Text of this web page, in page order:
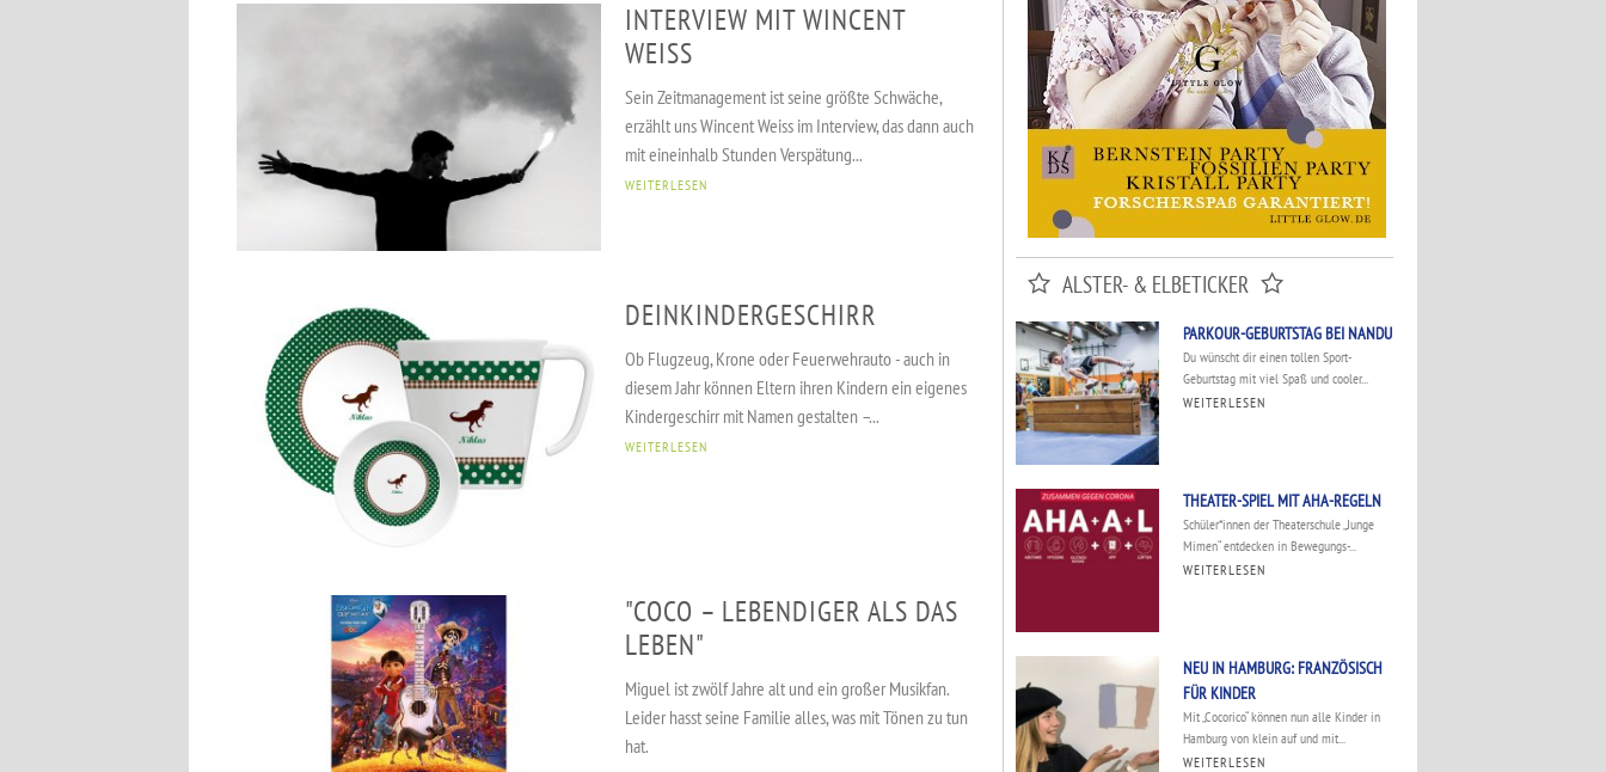
INTERVIEW MIT WINCENT
WEISS
Sein Zeitmanagement ist seine größte Schwäche,
erzählt uns Wincent Weiss im Interview, das dann auch
mit eineinhalb Stunden Verspätung...
WEITERLESEN
DEINKINDERGESCHIRR
Ob Flugzeug, Krone oder Feuerwehrauto - auch in
diesem Jahr können Eltern ihren Kindern ein eigenes
Kindergeschirr mit Namen gestalten –...
WEITERLESEN
"COCO – LEBENDIGER ALS DAS
LEBEN"
Miguel ist zwölf Jahre alt und ein großer Musikfan.
Leider hasst seine Familie alles, was mit Tönen zu tun
hat.
ALSTER- & ELBETICKER
PARKOUR-GEBURTSTAG BEI NANDU
Du wünscht dir einen tollen Sport-
Geburtstag mit viel Spaß und cooler...
WEITERLESEN
THEATER-SPIEL MIT AHA-REGELN
Schüler*innen der Theaterschule „Junge
Mimen“ entdecken in Bewegungs-...
WEITERLESEN
NEU IN HAMBURG: FRANZÖSISCH
FÜR KINDER
Mit „Cocorico“ können nun alle Kinder in
Hamburg von klein auf und mit...
WEITERLESEN